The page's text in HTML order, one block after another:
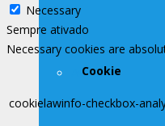
Avisos
Necessary
Sempre ativado
Necessary cookies are
Cookie
cookielawinfo-checkbox-